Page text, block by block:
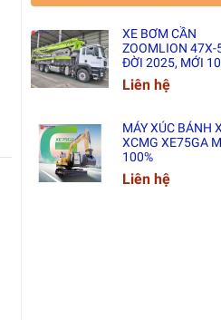
XE BƠM CẦN
ZOOMLION 47X-
ĐỜI 2025, MỚI
Liên hệ
MÁY XÚC BÁNH
XCMG XE75GA
100%
Liên hệ